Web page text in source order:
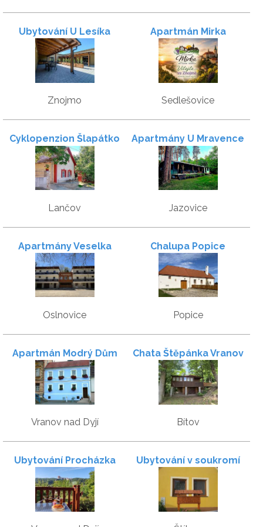
Ubytování U Lesíka
Znojmo
Apartmán Mirka
Sedlešovice
Cyklopenzion Šlapátko
Lančov
Apartmány U Mravence
Jazovice
Apartmány Veselka
Oslnovice
Chalupa Popice
Popice
Apartmán Modrý Dům
Vranov nad Dyjí
Chata Štěpánka Vranov
Bítov
Ubytování Procházka Ubytování v soukromí